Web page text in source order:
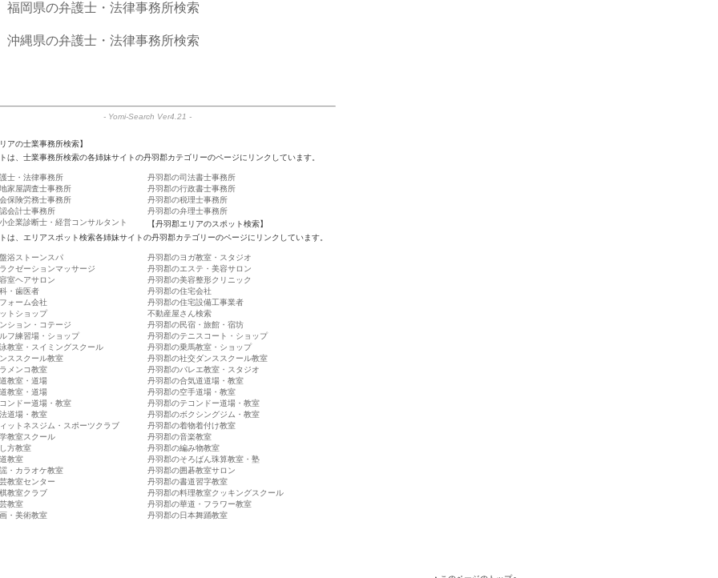
福岡県の弁護士・法律事務所検索
沖縄県の弁護士・法律事務所検索
- Yomi-Search Ver4.21 -
アの士業事務所検索】
は、士業事務所検索の各姉妹サイトの丹羽郡カテゴリーのページにリンクしています。
士・法律事務所
丹羽郡の司法書士事務所
家屋調査士事務所
丹羽郡の行政書士事務所
保険労務士事務所
丹羽郡の税理士事務所
会計士事務所
丹羽郡の弁理士事務所
企業診断士・経営コンサルタント
【丹羽郡エリアのスポット検索】
は、エリアスポット検索各姉妹サイトの丹羽郡カテゴリーのページにリンクしています。
浴ストーンスパ
丹羽郡のヨガ教室・スタジオ
クゼーションマッサージ
丹羽郡のエステ・美容サロン
室ヘアサロン
丹羽郡の美容整形クリニック
・歯医者
丹羽郡の住宅会社
ォーム会社
丹羽郡の住宅設備工事業者
トショップ
不動産屋さん検索
ション・コテージ
丹羽郡の民宿・旅館・宿坊
フ練習場・ショップ
丹羽郡のテニスコート・ショップ
教室・スイミングスクール
丹羽郡の乗馬教室・ショップ
ススクール教室
丹羽郡の社交ダンススクール教室
メンコ教室
丹羽郡のバレエ教室・スタジオ
教室・道場
丹羽郡の合気道道場・教室
教室・道場
丹羽郡の空手道場・教室
ンドー道場・教室
丹羽郡のテコンドー道場・教室
道場・教室
丹羽郡のボクシングジム・教室
ットネスジム・スポーツクラブ
丹羽郡の着物着付け教室
教室スクール
丹羽郡の音楽教室
方教室
丹羽郡の編み物教室
教室
丹羽郡のそろばん珠算教室・塾
・カラオケ教室
丹羽郡の囲碁教室サロン
教室センター
丹羽郡の書道習字教室
教室クラブ
丹羽郡の料理教室クッキングスクール
教室
丹羽郡の華道・フラワー教室
・美術教室
丹羽郡の日本舞踊教室